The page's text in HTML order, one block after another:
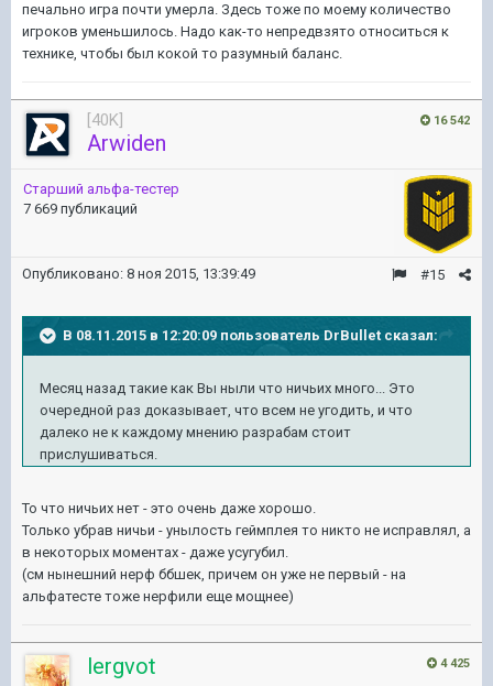
печально игра почти умерла. Здесь тоже по моему количество
игроков уменьшилось. Надо как-то непредвзято относиться к
технике, чтобы был кокой то разумный баланс.
16 542
[40K]
Arwiden
Старший альфа-тестер
7 669 публикаций
#15
Опубликовано: 8 ноя 2015, 13:39:49
В 08.11.2015 в 12:20:09 пользователь DrBullet сказал:
Месяц назад такие как Вы ныли что ничьих много... Это
очередной раз доказывает, что всем не угодить, и что
далеко не к каждому мнению разрабам стоит
прислушиваться.
То что ничьих нет - это очень даже хорошо.
Только убрав ничьи - унылость геймплея то никто не исправлял, а
в некоторых моментах - даже усугубил.
(см нынешний нерф ббшек, причем он уже не первый - на
альфатесте тоже нерфили еще мощнее)
4 425
lergvot